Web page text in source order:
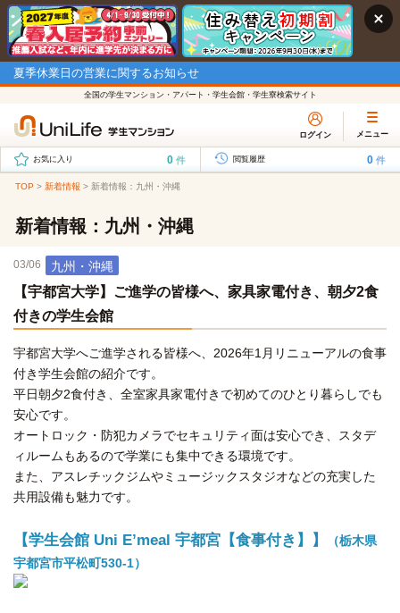
夏季休業日の営業に関するお知らせ
全国の学生マンション・アパート・学生会館・学生寮検索サイト
ログイン メニュー
お気に入り 0 件 閲覧履歴 0 件
TOP > 新着情報 > 新着情報：九州・沖縄
新着情報：九州・沖縄
03/06 九州・沖縄
【宇都宮大学】ご進学の皆様へ、家具家電付き、朝夕2食
付きの学生会館
宇都宮大学へご進学される皆様へ、2026年1月リニューアルの食事
付き学生会館の紹介です。
平日朝夕2食付き、全室家具家電付きで初めてのひとり暮らしでも
安心です。
オートロック・防犯カメラでセキュリティ面は安心でき、スタデ
ィルームもあるので学業にも集中できる環境です。
また、アスレチックジムやミュージックスタジオなどの充実した
共用設備も魅力です。
【学生会館 Uni E’meal 宇都宮【食事付き】】
（栃木県
宇都宮市平松町530-1）